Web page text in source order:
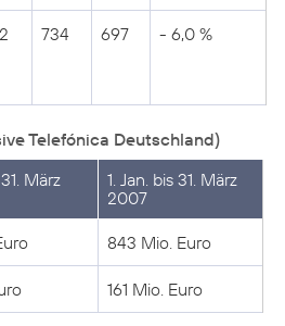
734 697 - 6,0 %
Telefónica Deutschland)
März
1. Jan. bis 31. März
2007
843 Mio. Euro
161 Mio. Euro